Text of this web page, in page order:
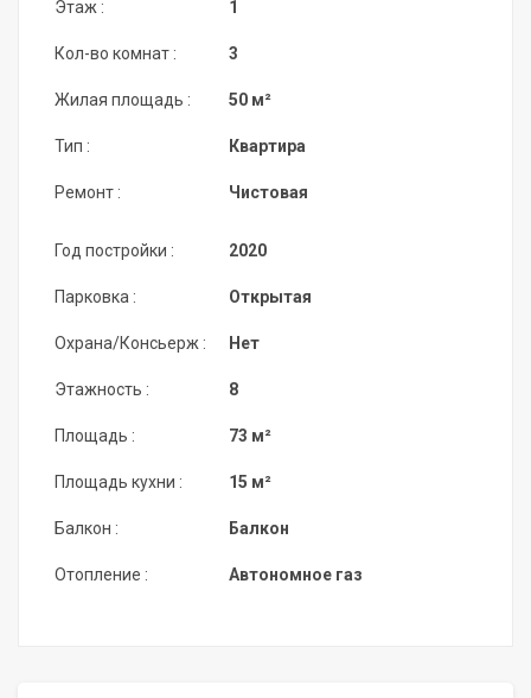
Этаж :
Кол-во комнат :
Жилая площадь :
Тип :
Ремонт :
1
3
50 м²
Квартира
Чистовая
Год постройки :
Парковка :
Охрана/Консьерж :
Этажность :
Площадь :
Площадь кухни :
Балкон :
Отопление :
2020
Открытая
Нет
8
73 м²
15 м²
Балкон
Автономное газ